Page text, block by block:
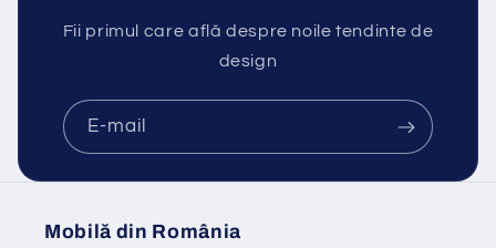
Fii primul care află despre noile tendinte de
design
E-mail
Mobilă din România